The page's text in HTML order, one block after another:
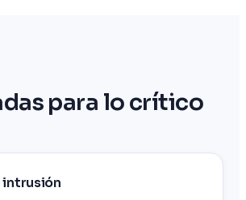
para lo crítico
intrusión